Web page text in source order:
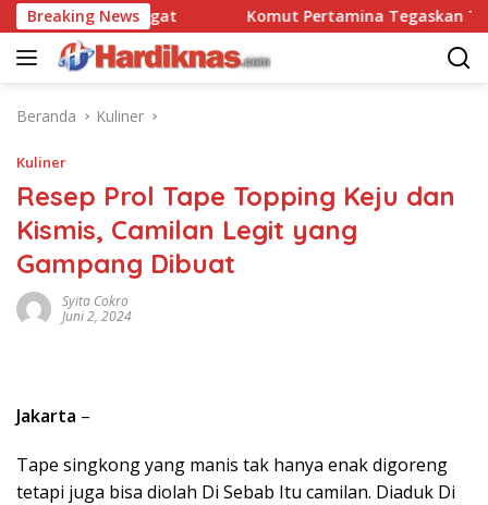
Langsung
ke
konten
Breaking News
90 Pasgat Komut Pertamina Tegaskan Tak
Beranda Kuliner
Kuliner
Resep Prol Tape Topping Keju dan
Kismis, Camilan Legit yang
Gampang Dibuat
Syita Cokro
Juni 2, 2024
Jakarta –
Tape singkong yang manis tak hanya enak digoreng
tetapi juga bisa diolah Di Sebab Itu camilan. Diaduk Di